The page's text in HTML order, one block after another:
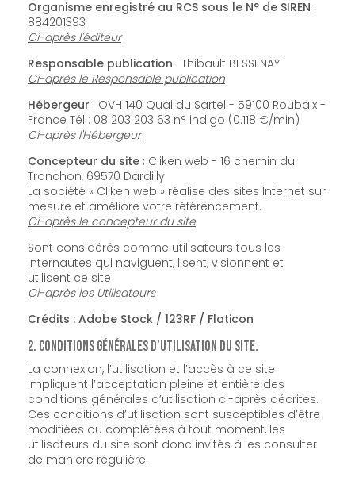
Organisme enregistré au RCS sous le N° de SIREN :
884201393
Ci-après l'éditeur
Responsable publication : Thibault BESSENAY
Ci-après le Responsable publication
Hébergeur : OVH 140 Quai du Sartel - 59100 Roubaix -
France Tél : 08 203 203 63 n° indigo (0.118 €/min)
Ci-après l'Hébergeur
Concepteur du site : Cliken web - 16 chemin du
Tronchon, 69570 Dardilly
La société « Cliken web » réalise des sites Internet sur
mesure et améliore votre référencement.
Ci-après le concepteur du site
Sont considérés comme utilisateurs tous les
internautes qui naviguent, lisent, visionnent et
utilisent ce site
Ci-après les Utilisateurs
Crédits : Adobe Stock / 123RF / Flaticon
2. Conditions générales d’utilisation du site.
La connexion, l’utilisation et l’accès à ce site
impliquent l’acceptation pleine et entière des
conditions générales d’utilisation ci-après décrites.
Ces conditions d’utilisation sont susceptibles d’être
modifiées ou complétées à tout moment, les
utilisateurs du site sont donc invités à les consulter
de manière régulière.